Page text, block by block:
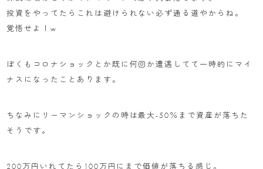
投資をやってたらこれは避けられない必ず通る道やからね。
覚悟せよ！w
ぼくもコロナショックとか既に何回か遭遇してて一時的にマイ
ナスになったことあります。
ちなみにリーマンショックの時は最大-50％まで資産が落ちた
そうです。
200万円いれてたら100万円にまで価値が落ちる感じ。